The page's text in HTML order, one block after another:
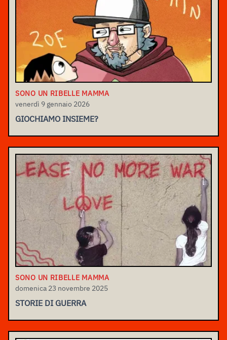
SONO UN RIBELLE MAMMA
venerdì 9 gennaio 2026
GIOCHIAMO INSIEME?
SONO UN RIBELLE MAMMA
domenica 23 novembre 2025
STORIE DI GUERRA